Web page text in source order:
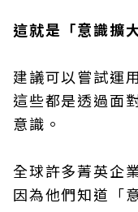
這就是「意識擴
建議可以嘗試運
這些都是透過面
意識。
全球許多菁英企
因為他們知道「